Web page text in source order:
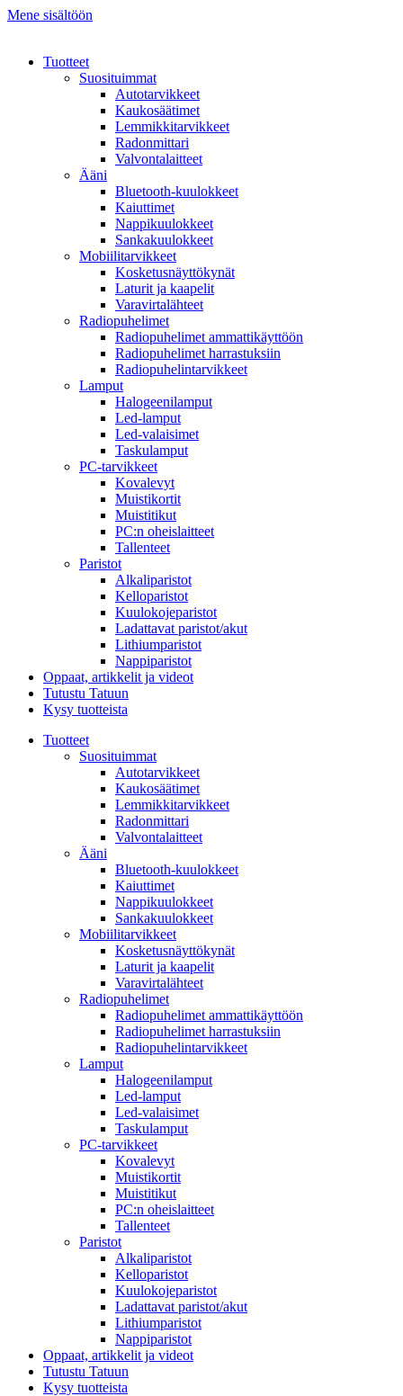
Mene sisältöön
Tuotteet
Suosituimmat
Autotarvikkeet
Kaukosäätimet
Lemmikkitarvikkeet
Radonmittari
Valvontalaitteet
Ääni
Bluetooth-kuulokkeet
Kaiuttimet
Nappikuulokkeet
Sankakuulokkeet
Mobiilitarvikkeet
Kosketusnäyttökynät
Laturit ja kaapelit
Varavirtalähteet
Radiopuhelimet
Radiopuhelimet ammattikäyttöön
Radiopuhelimet harrastuksiin
Radiopuhelintarvikkeet
Lamput
Halogeenilamput
Led-lamput
Led-valaisimet
Taskulamput
PC-tarvikkeet
Kovalevyt
Muistikortit
Muistitikut
PC:n oheislaitteet
Tallenteet
Paristot
Alkaliparistot
Kelloparistot
Kuulokojeparistot
Ladattavat paristot/akut
Lithiumparistot
Nappiparistot
Oppaat, artikkelit ja videot
Tutustu Tatuun
Kysy tuotteista
Tuotteet
Suosituimmat
Autotarvikkeet
Kaukosäätimet
Lemmikkitarvikkeet
Radonmittari
Valvontalaitteet
Ääni
Bluetooth-kuulokkeet
Kaiuttimet
Nappikuulokkeet
Sankakuulokkeet
Mobiilitarvikkeet
Kosketusnäyttökynät
Laturit ja kaapelit
Varavirtalähteet
Radiopuhelimet
Radiopuhelimet ammattikäyttöön
Radiopuhelimet harrastuksiin
Radiopuhelintarvikkeet
Lamput
Halogeenilamput
Led-lamput
Led-valaisimet
Taskulamput
PC-tarvikkeet
Kovalevyt
Muistikortit
Muistitikut
PC:n oheislaitteet
Tallenteet
Paristot
Alkaliparistot
Kelloparistot
Kuulokojeparistot
Ladattavat paristot/akut
Lithiumparistot
Nappiparistot
Oppaat, artikkelit ja videot
Tutustu Tatuun
Kysy tuotteista